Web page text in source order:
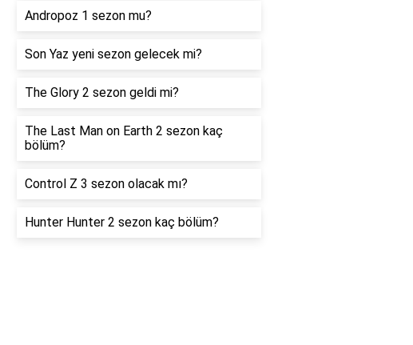
Andropoz 1 sezon mu?
Son Yaz yeni sezon gelecek mi?
The Glory 2 sezon geldi mi?
The Last Man on Earth 2 sezon kaç
bölüm?
Control Z 3 sezon olacak mı?
Hunter Hunter 2 sezon kaç bölüm?